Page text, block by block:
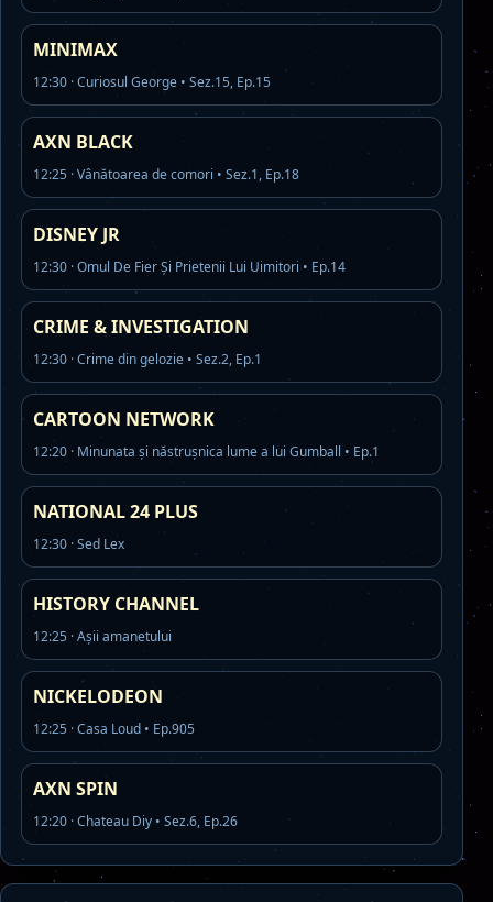
MINIMAX
12:30 · Curiosul George • Sez.15, Ep.15
AXN BLACK
12:25 · Vânătoarea de comori • Sez.1, Ep.18
DISNEY JR
12:30 · Omul De Fier Și Prietenii Lui Uimitori • Ep.14
CRIME & INVESTIGATION
12:30 · Crime din gelozie • Sez.2, Ep.1
CARTOON NETWORK
12:20 · Minunata și năstrușnica lume a lui Gumball • Ep.1
NATIONAL 24 PLUS
12:30 · Sed Lex
HISTORY CHANNEL
12:25 · Aşii amanetului
NICKELODEON
12:25 · Casa Loud • Ep.905
AXN SPIN
12:20 · Chateau Diy • Sez.6, Ep.26